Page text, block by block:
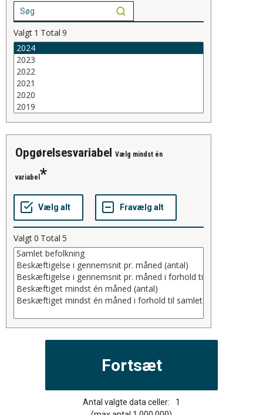
Valgt 1 Total 9
opgørelsesvariabel Vælg mindst én
variabel
Valgt0 Total 5
Antal valgte data celler:
1